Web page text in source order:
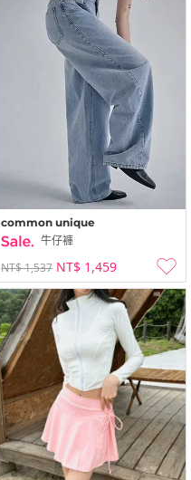
common unique
牛仔褲
NT$ 1,537 NT$ 1,459